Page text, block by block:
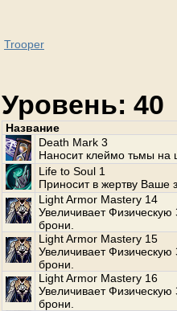
Trooper
Уровень: 40
Название
Death Mark 3
Наносит клеймо тьмы на
Life to Soul 1
Приносит в жертву Ваше
Light Armor Mastery 14
Увеличивает
брони.
Light Armor Mastery 15
Увеличивает
брони.
Light Armor Mastery 16
Увеличивает
брони.